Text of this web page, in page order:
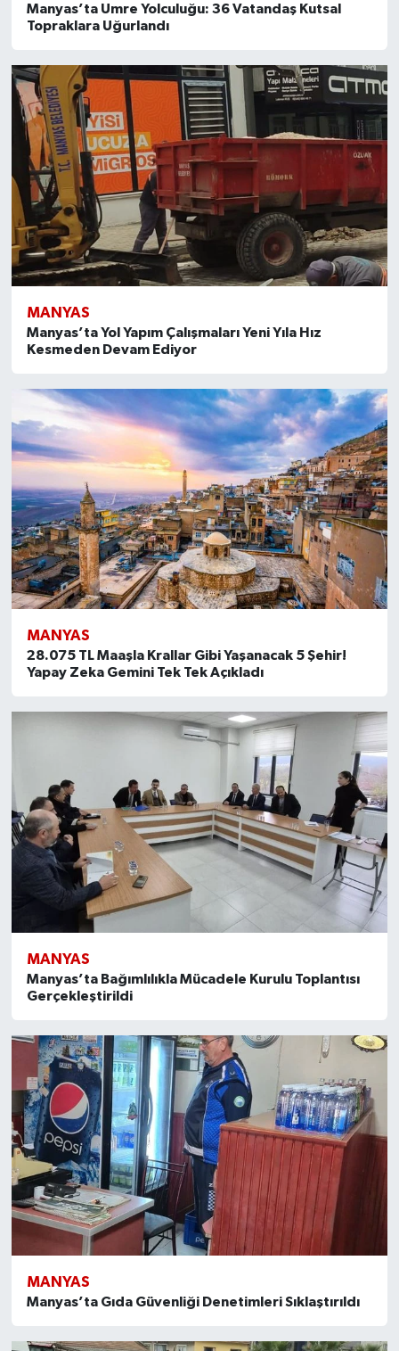
Manyas’ta Umre Yolculuğu: 36 Vatandaş Kutsal
Topraklara Uğurlandı
MANYAS
Manyas’ta Yol Yapım Çalışmaları Yeni Yıla Hız
Kesmeden Devam Ediyor
MANYAS
28.075 TL Maaşla Krallar Gibi Yaşanacak 5 Şehir!
Yapay Zeka Gemini Tek Tek Açıkladı
MANYAS
Manyas’ta Bağımlılıkla Mücadele Kurulu Toplantısı
Gerçekleştirildi
MANYAS
Manyas’ta Gıda Güvenliği Denetimleri Sıklaştırıldı